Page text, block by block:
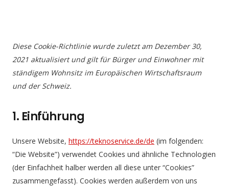
Diese Cookie-Richtlinie wurde zuletzt am Dezember 30,
2021 aktualisiert und gilt für Bürger und Einwohner mit
ständigem Wohnsitz im Europäischen Wirtschaftsraum
und der Schweiz.
1. Einführung
Unsere Website, https://teknoservice.de/de (im folgenden:
“Die Website”) verwendet Cookies und ähnliche Technologien
(der Einfachheit halber werden all diese unter “Cookies”
zusammengefasst). Cookies werden außerdem von uns